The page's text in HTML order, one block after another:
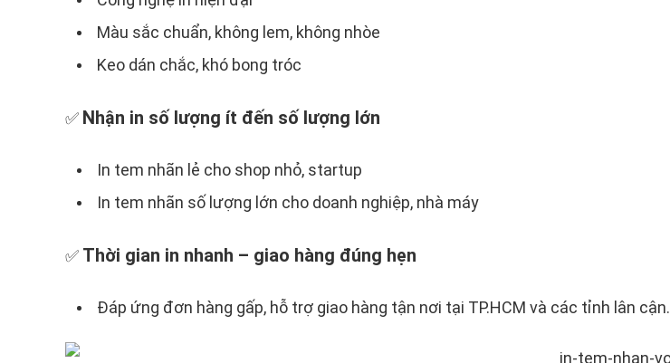
Màu sắc chuẩn, không lem, không nhòe
Keo dán chắc, khó bong tróc
✅ Nhận in số lượng ít đến số lượng lớn
In tem nhãn lẻ cho shop nhỏ, startup
In tem nhãn số lượng lớn cho doanh nghiệp, nhà máy
✅ Thời gian in nhanh – giao hàng đúng hẹn
Đáp ứng đơn hàng gấp, hỗ trợ giao hàng tận nơi tại TP.HCM và các tỉnh lân cận.